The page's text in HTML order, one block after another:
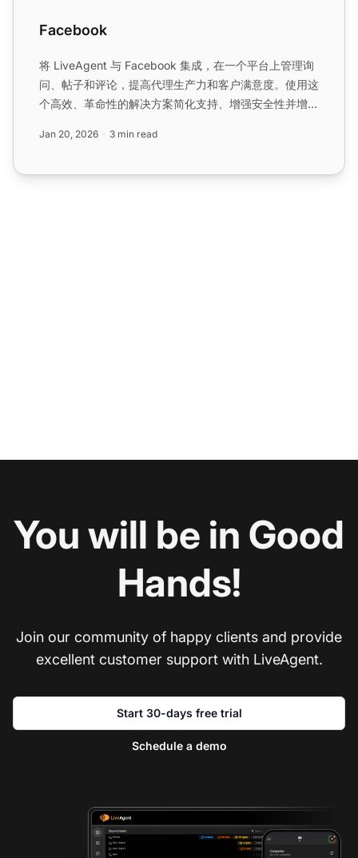
Facebook
将 LiveAgent 与 Facebook 集成，在一个平台上管理询
问、帖子和评论，提高代理生产力和客户满意度。使用这
个高效、革命性的解决方案简化支持、增强安全性并增加
Jan 20, 2026 3 min read
You will be in Good
Hands!
Join our community of happy clients and provide
excellent customer support with LiveAgent.
Start 30-days free trial
Schedule a demo